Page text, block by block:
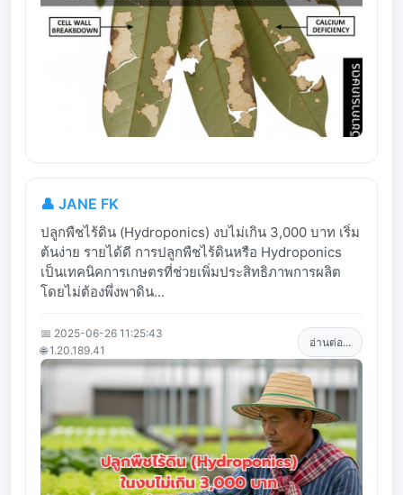
👤 JANE FK
ปลูกพืชไร้ดิน (Hydroponics) งบไม่เกิน 3,000 บาท เริ่ม
ต้นง่าย รายได้ดี การปลูกพืชไร้ดินหรือ Hydroponics
เป็นเทคนิคการเกษตรที่ช่วยเพิ่มประสิทธิภาพการผลิต
โดยไม่ต้องพึ่งพาดิน...
📅 2025-06-26 11:25:43
🌐 1.20.189.41
อ่านต่อ...